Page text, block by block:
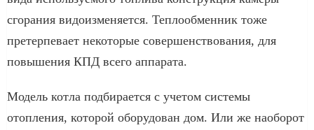
сгорания видоизменяется. Теплообменник тоже
претерпевает некоторые совершенствования, для
повышения КПД всего аппарата.
Модель котла подбирается с учетом системы
отопления, которой оборудован дом. Или же наоборот